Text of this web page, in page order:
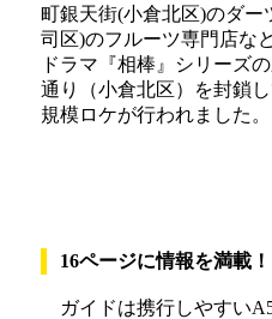
町銀天街(小倉北区)のダー
司区)のフルーツ専門店な
ドラマ『相棒』シリーズ
通り（小倉北区）を封鎖
規模ロケが行われました。
16ページに情報を満載！
ガイドは携行しやすい